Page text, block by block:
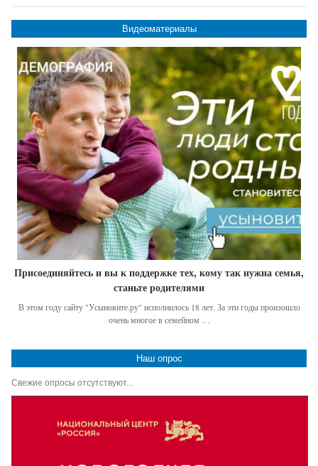
Видеоматериалы
Присоединяйтесь и вы к поддержке тех, кому так нужна семья,
станьте родителями
В этом году сайту "Усыновите.ру" исполнилось 18 лет. За эти годы произошло
очень многое в семейном …
Наш опрос
Свежие опросы отсутствуют...